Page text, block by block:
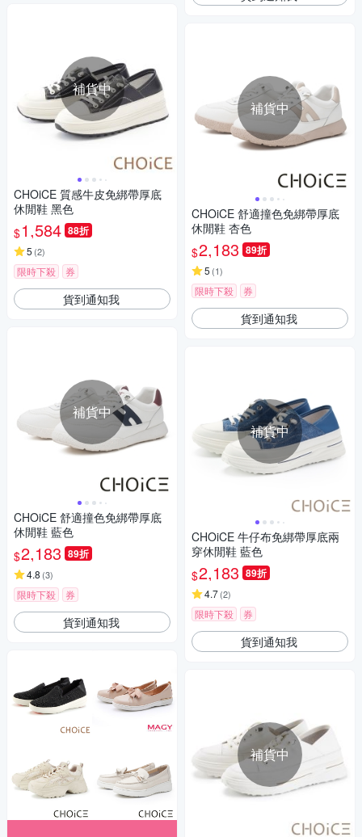
補貨中
CHOiCE 質感牛皮免綁帶厚底
休閒鞋 黑色
$1,584 88折
5 (2)
限時下殺 券
貨到通知我
補貨中
CHOiCE 舒適撞色免綁帶厚底
休閒鞋 藍色
$2,183 89折
4.8 (3)
限時下殺 券
貨到通知我
補貨中
CHOiCE 舒適撞色免綁帶厚底
休閒鞋 杏色
$2,183 89折
5 (1)
限時下殺 券
貨到通知我
補貨中
CHOiCE 牛仔布免綁帶厚底兩
穿休閒鞋 藍色
$2,183 89折
4.7(2)
限時下殺 券
貨到通知我
補貨中